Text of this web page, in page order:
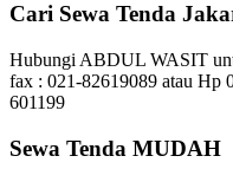
Cari Sewa Tenda
Hubungi ABDUL WASIT
fax : 021-82619089 atau Hp
601199
Sewa Tenda MUDAH